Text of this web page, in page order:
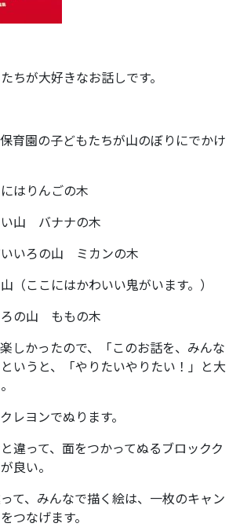
ちが大好きなお話しです。
育園の子どもたちが山のぼりにでかけ
はりんごの木
山 バナナの木
いろの山 ミカンの木
ここにはかわいい鬼がいます。）
の山 ももの木
しかったので、「このお話を、みんな
いうと、「やりたいやりたい！」と大
レヨンでぬります。
違って、面をつかってぬるブロックク
良い。
て、みんなで描く絵は、一枚のキャン
つなげます。